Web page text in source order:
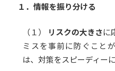
１．情報を振り分ける
（１） リスクの大きさに
ミスを事前に防ぐこと
は、対策をスピーディー